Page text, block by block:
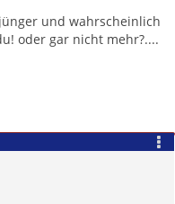
und wahrscheinlich
oder gar nicht mehr?....